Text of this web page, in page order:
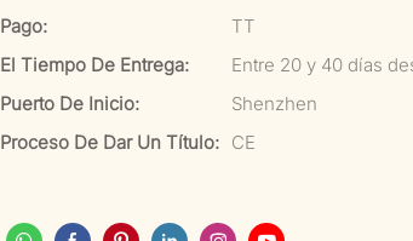
Pago:
TT
El Tiempo De Entrega:
Entre 20 y 40 días
Puerto De Inicio:
Shenzhen
Proceso De Dar Un Título: CE